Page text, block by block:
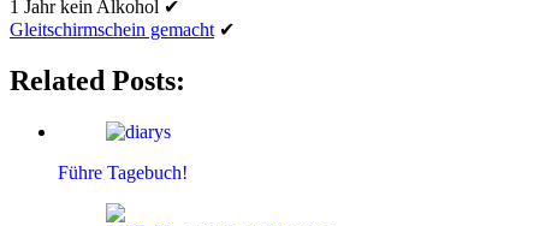
1 Jahr kein Alkohol ✔
Gleitschirmschein gemacht ✔
Related Posts:
Führe Tagebuch!